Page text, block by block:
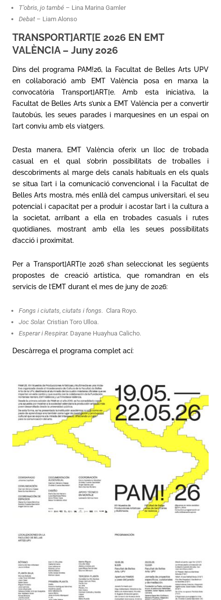
T’obris, jo també – Lina Marina Gamler
Debat– Liam Alonso
TRANSPORT]ART[E 2026 EN EMT
VALÈNCIA – Juny 2026
Dins del programa PAM!26, la Facultat de Belles Arts UPV
en col·laboració amb EMT València posa en marxa la
convocatòria Transport]ART[e. Amb esta iniciativa, la
Facultat de Belles Arts s’unix a EMT València per a convertir
l’autobús, les seues parades i marquesines en un espai on
l’art conviu amb els viatgers.
D’esta manera, EMT València oferix un lloc de trobada
casual en el qual s’obrin possibilitats de troballes i
descobriments al marge dels canals habituals en els quals
se situa l’art i la comunicació convencional i la Facultat de
Belles Arts mostra, més enllà del campus universitari, el seu
potencial i capacitat per a produir i acostar l’art i la cultura a
la societat, arribant a ella en trobades casuals i rutes
quotidianes, mostrant amb ella les seues possibilitats
d’acció i proximitat.
Per a Transport]ART[e 2026 s’han seleccionat les següents
propostes de creació artística, que romandran en els
servicis de l’EMT durant el mes de juny de 2026:
Fongs i ciutats, ciutats i fongs. Clara Royo.
Joc Solar. Cristian Toro Ulloa.
Esperar i Respirar. Dayane Huayhua Calicho.
Descàrrega el programa complet ací: